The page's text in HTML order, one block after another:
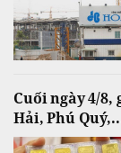
Cuối ngày 4/8,
Hải, Phú